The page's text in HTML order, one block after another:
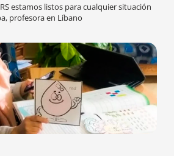
estamos listos para cualquier situación
profesora en Líbano